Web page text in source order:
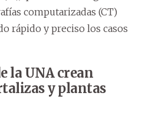
computarizadas (CT)
rápido y preciso los casos
la UNA crean
y plantas